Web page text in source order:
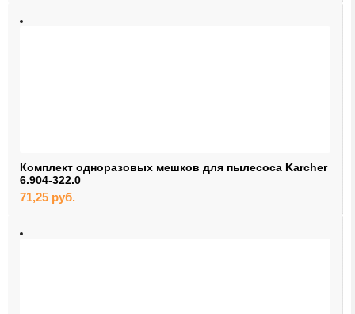
Комплект одноразовых мешков для пылесоса Karcher
6.904-322.0
71,25 руб.